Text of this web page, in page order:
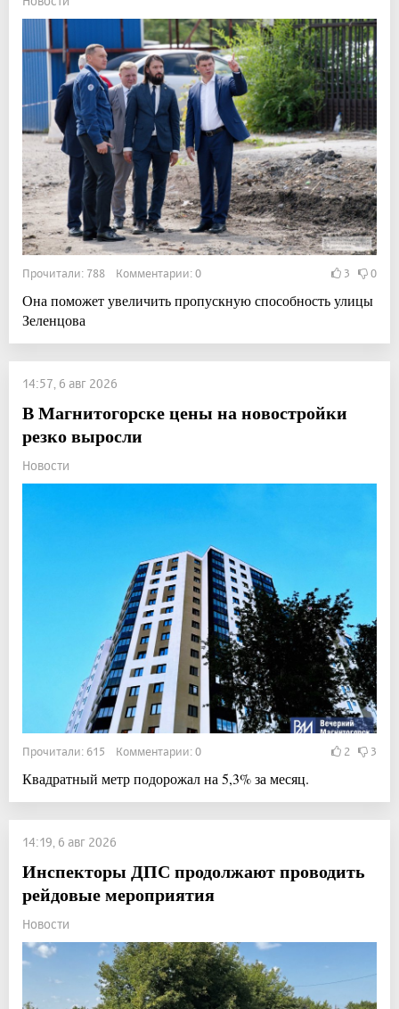
Прочитали: 788 Комментарии: 0 3 0
Она поможет увеличить пропускную способность улицы
Зеленцова
14:57, 6 авг 2026
В Магнитогорске цены на новостройки
резко выросли
Новости
Прочитали: 615 Комментарии: 0 2 3
Квадратный метр подорожал на 5,3% за месяц.
14:19, 6 авг 2026
Инспекторы ДПС продолжают проводить
рейдовые мероприятия
Новости